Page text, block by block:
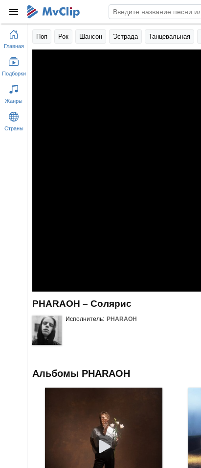
Поп Рок Шансон Эстрада Танцевальная
PHARAOH – Солярис
Исполнитель: PHARAOH
Альбомы PHARAOH
Главная
Подборки
Жанры
Страны